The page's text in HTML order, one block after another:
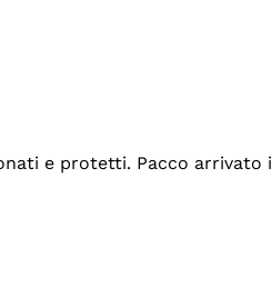
e protetti. Pacco